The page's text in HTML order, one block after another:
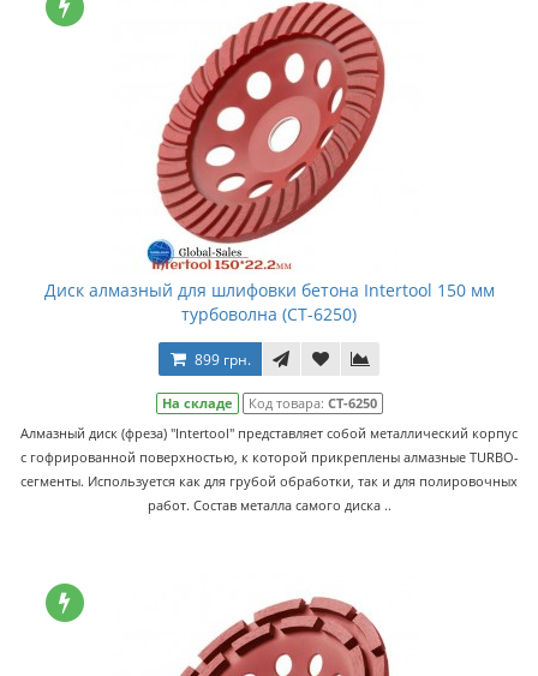
Диск алмазный для шлифовки бетона Intertool 150 мм
турбоволна (CT-6250)
899 грн.
На складе Код товара: CT-6250
Алмазный диск (фреза) "Intertool" представляет собой металлический корпус
с гофрированной поверхностью, к которой прикреплены алмазные TURBO-
сегменты. Используется как для грубой обработки, так и для полировочных
работ. Состав металла самого диска ..